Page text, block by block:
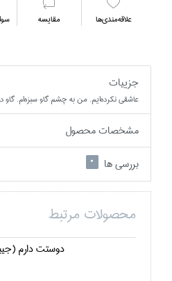
علاقه‌مندي‌ها مقايسه
جزییات
عاشقي نكرده‌ايم. من به چشم گاو سبزه‌ام. گاو
مشخصات محصول
بررسی ها
0
محصولات مرتبط
دوستت دارم